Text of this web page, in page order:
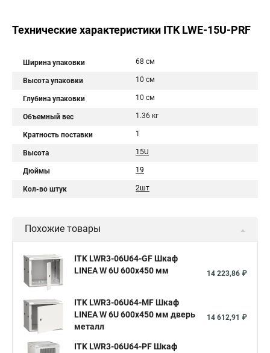
Технические характеристики ITK LWE-15U-PRF
Ширина упаковки 68 см
Высота упаковки 10 см
Глубина упаковки 10 см
Объемный вес 1.36 кг
Кратность поставки 1
Высота 15U
Дюймы 19
Кол-во штук 2шт
Похожие товары
ITK LWR3-06U64-GF Шкаф
LINEA W 6U 600x450 мм
14 223,86 ₽
ITK LWR3-06U64-MF Шкаф
LINEA W 6U 600x450 мм дверь
металл
14 612,91 ₽
ITK LWR3-06U64-PF Шкаф